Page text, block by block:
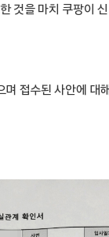
것을 마치 쿠팡이
접수된 사안에